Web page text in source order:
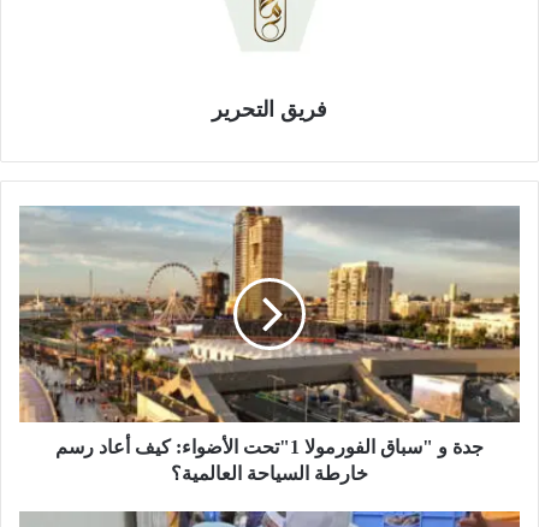
فريق التحرير
ة
و
"
س
ب
ا
ق
و
جدة و "سباق الفورمولا 1"تحت الأضواء: كيف أعاد رسم
خارطة السياحة العالمية؟